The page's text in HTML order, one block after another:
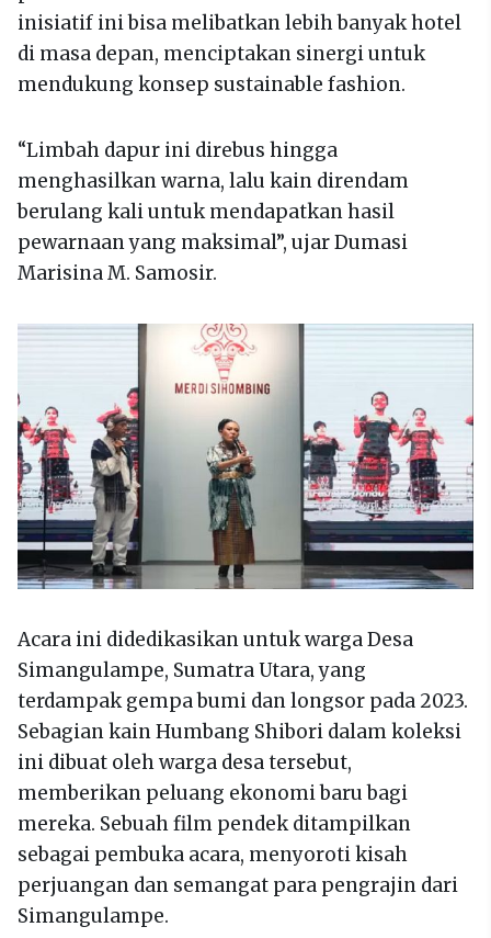
inisiatif ini bisa melibatkan lebih banyak hotel
di masa depan, menciptakan sinergi untuk
mendukung konsep sustainable fashion.
“Limbah dapur ini direbus hingga
menghasilkan warna, lalu kain direndam
berulang kali untuk mendapatkan hasil
pewarnaan yang maksimal”, ujar Dumasi
Marisina M. Samosir.
Acara ini didedikasikan untuk warga Desa
Simangulampe, Sumatra Utara, yang
terdampak gempa bumi dan longsor pada 2023.
Sebagian kain Humbang Shibori dalam koleksi
ini dibuat oleh warga desa tersebut,
memberikan peluang ekonomi baru bagi
mereka. Sebuah film pendek ditampilkan
sebagai pembuka acara, menyoroti kisah
perjuangan dan semangat para pengrajin dari
Simangulampe.